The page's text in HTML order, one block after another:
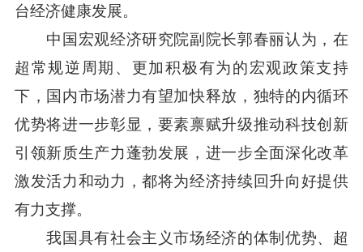
台经济健康发展。
中国宏观经济研究院副院长郭春丽认为，在
超常规逆周期、更加积极有为的宏观政策支持
下，国内市场潜力有望加快释放，独特的内循环
优势将进一步彰显，要素禀赋升级推动科技创新
引领新质生产力蓬勃发展，进一步全面深化改革
激发活力和动力，都将为经济持续回升向好提供
有力支撑。
我国具有社会主义市场经济的体制优势、超